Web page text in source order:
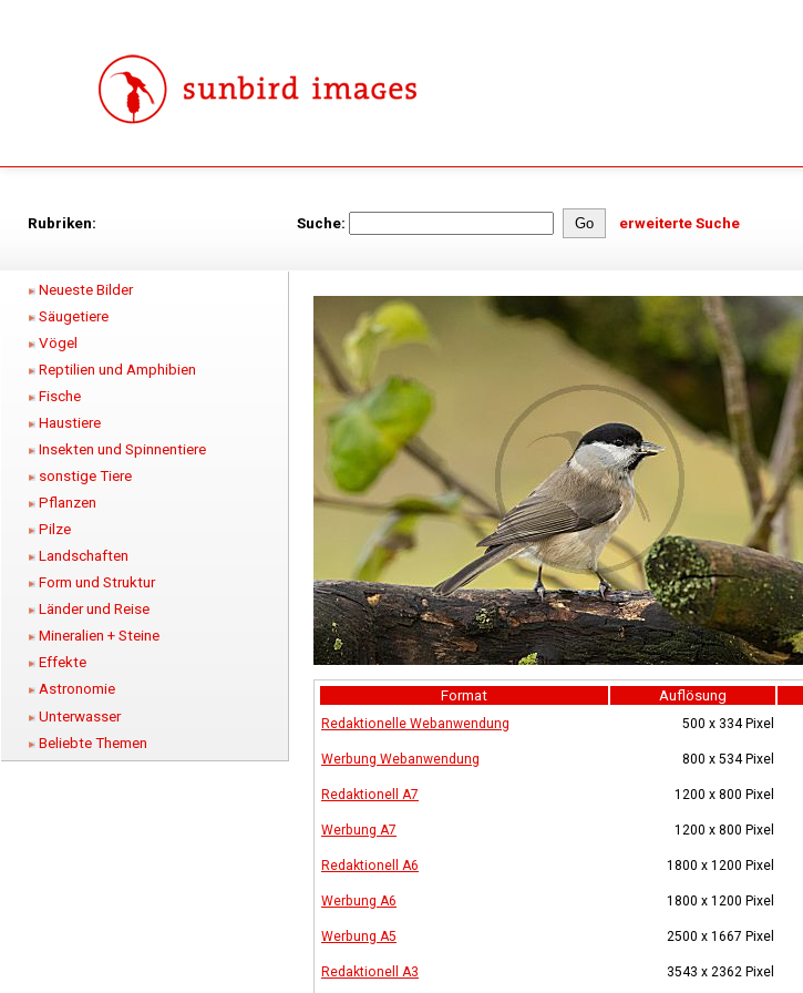
Rubriken: Suche: erweiterte Suche
Neueste Bilder
Säugetiere
Vögel
Reptilien und Amphibien
Fische
Haustiere
Insekten und Spinnentiere
sonstige Tiere
Pflanzen
Pilze
Landschaften
Form und Struktur
Länder und Reise
Mineralien + Steine
Effekte
Astronomie
Unterwasser
Beliebte Themen
Format Auflösung
Redaktionelle Webanwendung 500 x 334 Pixel
Werbung Webanwendung 800 x 534 Pixel
Redaktionell A7 1200 x 800 Pixel
Werbung A7 1200 x 800 Pixel
Redaktionell A6 1800 x 1200 Pixel
Werbung A6 1800 x 1200 Pixel
Werbung A5 2500 x 1667 Pixel
Redaktionell A3 3543 x 2362 Pixel